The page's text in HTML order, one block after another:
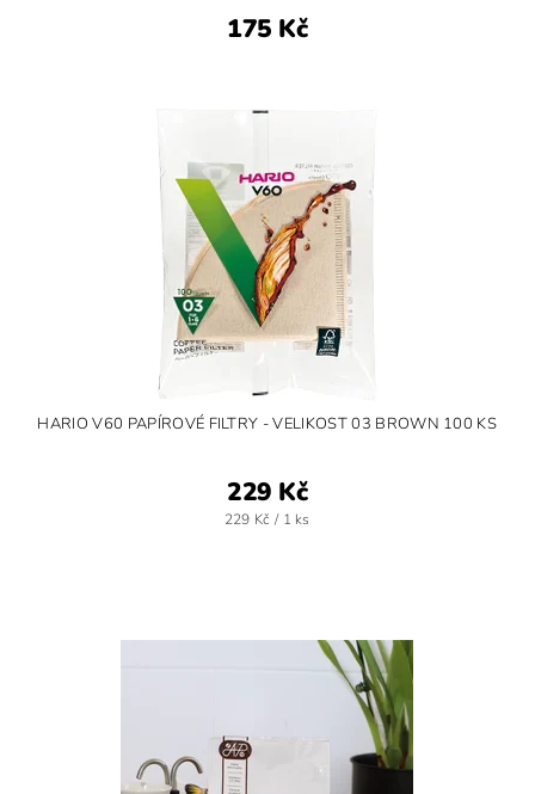
175 Kč
HARIO V60 PAPÍROVÉ FILTRY - VELIKOST 03 BROWN 100 KS
229 Kč
229 Kč / 1 ks